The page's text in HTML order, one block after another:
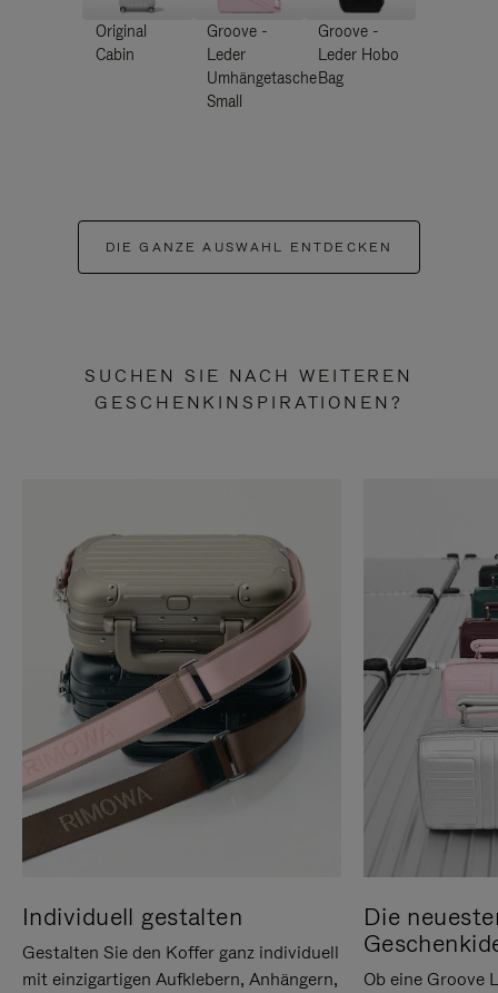
Original
Cabin
Groove -
Leder
Umhängetasche
Small
Groove -
Leder Hobo
Bag
DIE GANZE AUSWAHL ENTDECKEN
SUCHEN SIE NACH WEITEREN
GESCHENKINSPIRATIONEN?
Individuell gestalten
Gestalten Sie den Koffer ganz individuell
mit einzigartigen Aufklebern, Anhängern,
Die
Ob eine Groove